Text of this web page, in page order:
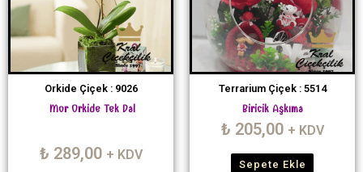
Orkide Çiçek : 9026
Mor Orkide Tek Dal
₺ 289,00 + KDV
Terrarium Çiçek : 5514
Biricik Aşkıma
₺ 205,00 + KDV
Sepete Ekle